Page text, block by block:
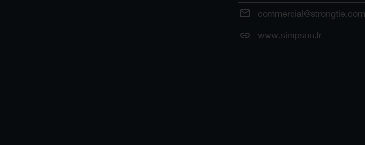
commercial@strongtie.com
www.simpson.fr